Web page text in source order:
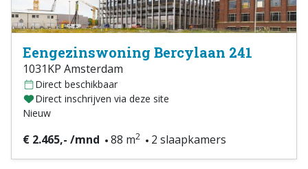
Eengezinswoning Bercylaan 241
1031KP Amsterdam
Direct beschikbaar
Direct inschrijven via deze site
Nieuw
€ 2.465,- /mnd 88 m2 2 slaapkamers